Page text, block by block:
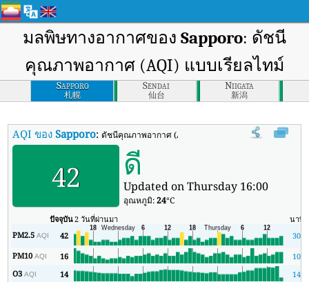
มลพิษทางอากาศของ Sapporo: ดัชนี
คุณภาพอากาศ (AQI) แบบเรียลไทม์
Sapporo
札幌
Sendai
仙台
Niigata
新潟
AQI ของSapporo:ดัชนีคุณภาพอากาศ (AQI) แบบเรียลไทม์ของ Sapporo
42 ดี
Updated on Thursday 16:00
อุณหภูมิ:24°C
ปัจจุบัน2 วันที่ผ่านมา นาที
PM2.5AQI 42
30
PM10AQI 16
10
O3AQI 14
14